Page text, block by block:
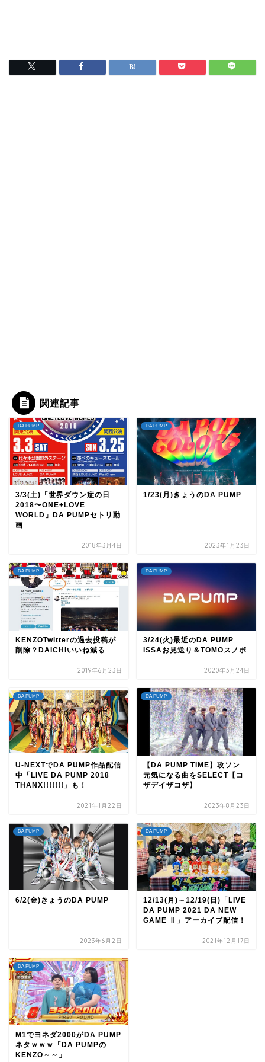
関連記事
DA PUMP
3/3(土)「世界ダウン症の日
2018〜ONE+LOVE
WORLD」DA PUMPセトリ動
画
2018年3月4日
DA PUMP
1/23(月)きょうのDA PUMP
2023年1月23日
DA PUMP
KENZOTwitterの過去投稿が
削除？DAICHIいいね減る
2019年6月23日
DA PUMP
3/24(火)最近のDA PUMP
ISSAお見送り＆TOMOスノボ
2020年3月24日
DA PUMP
U-NEXTでDA PUMP作品配信
中「LIVE DA PUMP 2018
THANX!!!!!!!」も！
2021年1月22日
DA PUMP
【DA PUMP TIME】攻ソン
元気になる曲をSELECT【コ
ザデイザコザ】
2023年8月23日
DA PUMP
6/2(金)きょうのDA PUMP
2023年6月2日
DA PUMP
12/13(月)～12/19(日)「LIVE
DA PUMP 2021 DA NEW
GAME Ⅱ」アーカイブ配信！
2021年12月17日
DA PUMP
M1でヨネダ2000がDA PUMP
ネタｗｗｗ「DA PUMPの
KENZO～～」